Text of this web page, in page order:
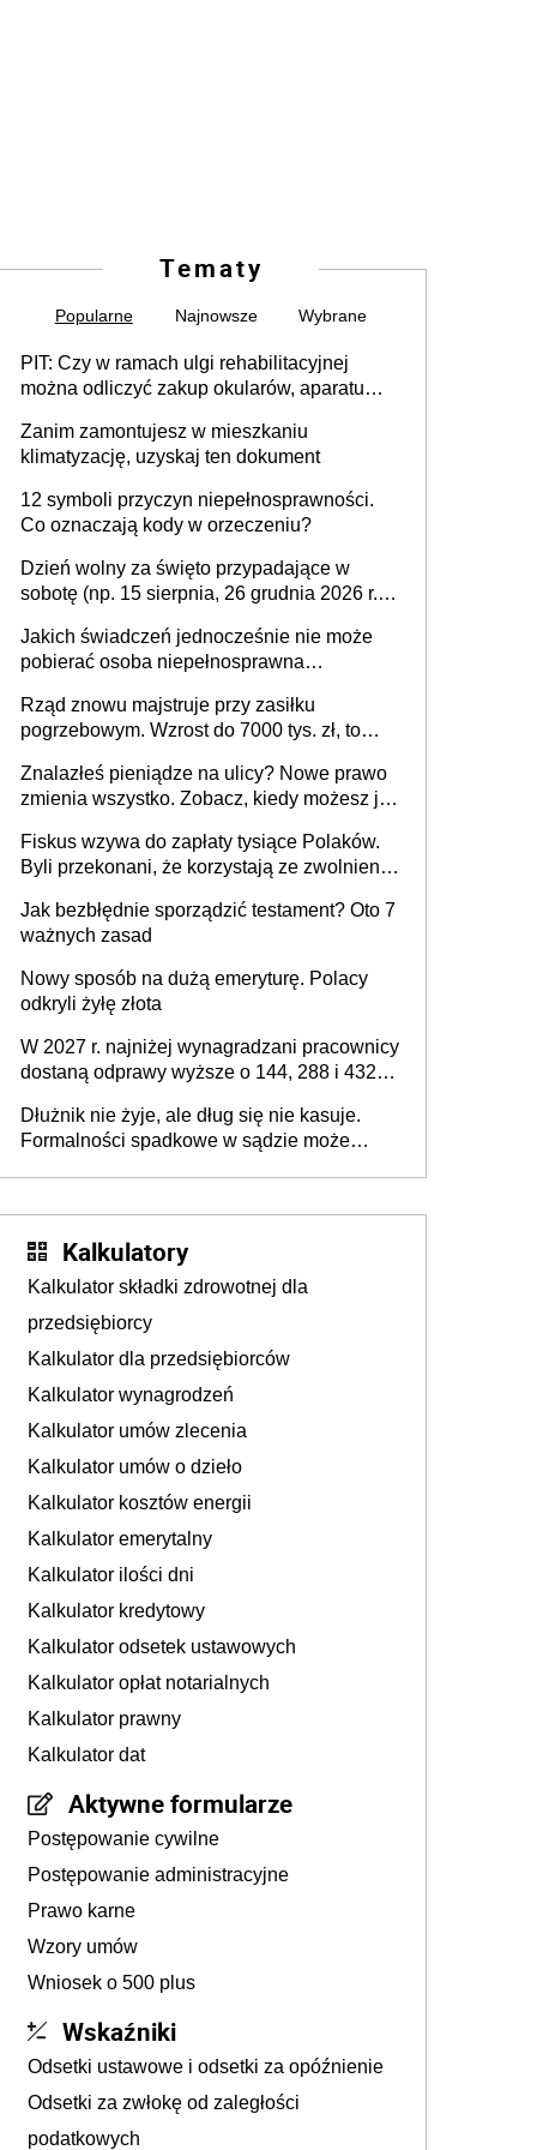
Tematy
Popularne Najnowsze Wybrane
PIT: Czy w ramach ulgi rehabilitacyjnej
można odliczyć zakup okularów, aparatu
Zanim zamontujesz w mieszkaniu
klimatyzację, uzyskaj ten dokument
12 symboli przyczyn niepełnosprawności.
Co oznaczają kody w orzeczeniu?
Dzień wolny za święto przypadające w
sobotę (np. 15 sierpnia, 26 grudnia 2026 r.) –
pracodawcy (sektor prywatny i administracja
publiczna), najczęstsze pytania
Jakich świadczeń jednocześnie nie może
pobierać osoba niepełnosprawna
Rząd znowu majstruje przy zasiłku
pogrzebowym. Wzrost do 7000 tys. zł, to
Znalazłeś pieniądze na ulicy? Nowe prawo
zmienia wszystko. Zobacz, kiedy możesz je
Fiskus wzywa do zapłaty tysiące Polaków.
Byli przekonani, że korzystają ze zwolnienia
Jak bezbłędnie sporządzić testament? Oto 7
ważnych zasad
Nowy sposób na dużą emeryturę. Polacy
odkryli żyłę złota
W 2027 r. najniżej wynagradzani pracownicy
dostaną odprawy wyższe o 144, 288 i 432
Dłużnik nie żyje, ale dług się nie kasuje.
Formalności spadkowe w sądzie może
Kalkulatory
Kalkulator składki zdrowotnej dla
przedsiębiorcy
Kalkulator dla przedsiębiorców
Kalkulator wynagrodzeń
Kalkulator umów zlecenia
Kalkulator umów o dzieło
Kalkulator kosztów energii
Kalkulator emerytalny
Kalkulator ilości dni
Kalkulator kredytowy
Kalkulator odsetek ustawowych
Kalkulator opłat notarialnych
Kalkulator prawny
Kalkulator dat
Aktywne formularze
Postępowanie cywilne
Postępowanie administracyjne
Prawo karne
Wzory umów
Wniosek o 500 plus
Wskaźniki
Odsetki ustawowe i odsetki za opóźnienie
Odsetki za zwłokę od zaległości
podatkowych